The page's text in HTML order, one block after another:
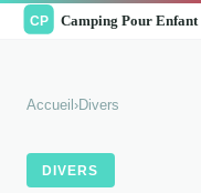
Accueil ›Divers
DIVERS